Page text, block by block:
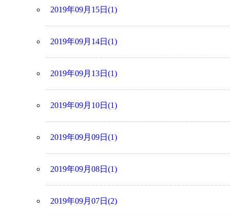
2019年09月15日(1)
2019年09月14日(1)
2019年09月13日(1)
2019年09月10日(1)
2019年09月09日(1)
2019年09月08日(1)
2019年09月07日(2)